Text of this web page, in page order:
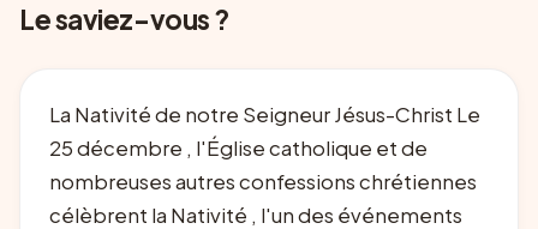
Le saviez-vous ?
La Nativité de notre Seigneur Jésus-Christ Le
25 décembre , l'Église catholique et de
nombreuses autres confessions chrétiennes
célèbrent la Nativité , l'un des événements